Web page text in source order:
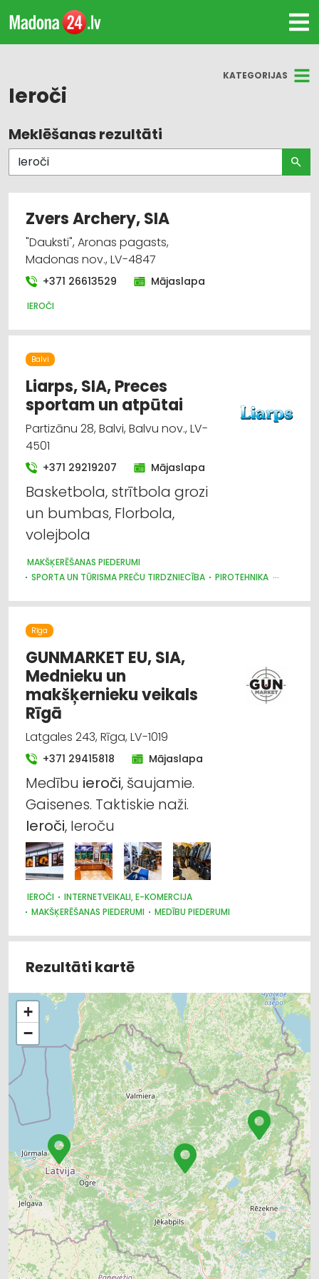
KATEGORIJAS
Ieroči
Visas nozares
Ieroči
Internetveikali, e-komercija
Medību piederumi
Pirotehnika
Sporta un tūrisma preču tirdzniecība
Meklēšanas rezultāti
Zvers Archery, SIA
"Dauksti", Aronas pagasts,
Madonas nov., LV-4847
+371 26613529 Mājaslapa
IEROČI
Balvi
Liarps, SIA, Preces
sportam un atpūtai
Partizānu 28, Balvi, Balvu nov., LV-
4501
+371 29219207 Mājaslapa
Basketbola, strītbola grozi
un bumbas, Florbola,
volejbola
MAKŠĶERĒŠANAS PIEDERUMI
SPORTA UN TŪRISMA PREČU TIRDZNIECĪBA
PIROTEHNIKA
Rīga
GUNMARKET EU, SIA,
Mednieku un
makšķernieku veikals
Rīgā
Latgales 243, Rīga, LV-1019
+371 29415818 Mājaslapa
Medību ieroči, šaujamie.
Gaisenes. Taktiskie naži.
Ieroči, Ieroču
IEROČI
INTERNETVEIKALI, E-KOMERCIJA
MAKŠĶERĒŠANAS PIEDERUMI
MEDĪBU PIEDERUMI
Rezultāti kartē
+
−